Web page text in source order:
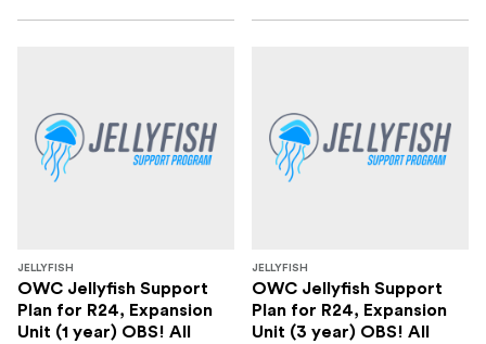
JELLYFISH
OWC Jellyfish Support
Plan for R24, Expansion
Unit (1 year) OBS! All
JELLYFISH
OWC Jellyfish Support
Plan for R24, Expansion
Unit (3 year) OBS! All